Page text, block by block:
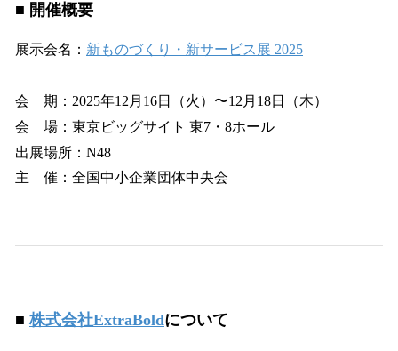
■ 開催概要
展示会名： 新ものづくり・新サービス展 2025
会 期：2025年12月16日（火）〜12月18日（木）
会 場：東京ビッグサイト 東7・8ホール
出展場所：N48
主 催：全国中小企業団体中央会
■ 株式会社ExtraBoldについて